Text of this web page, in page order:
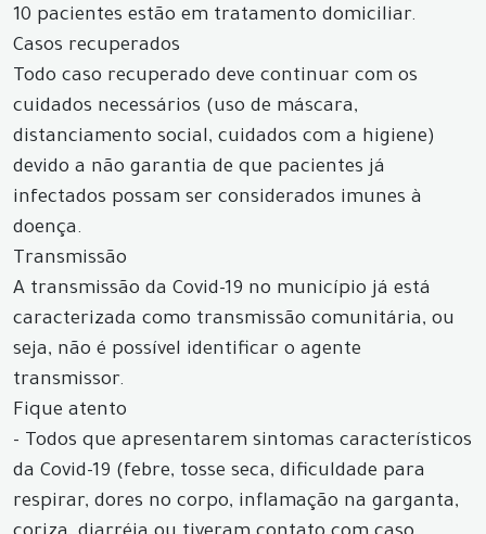
10 pacientes estão em tratamento domiciliar.
Casos recuperados
Todo caso recuperado deve continuar com os
cuidados necessários (uso de máscara,
distanciamento social, cuidados com a higiene)
devido a não garantia de que pacientes já
infectados possam ser considerados imunes à
doença.
Transmissão
A transmissão da Covid-19 no município já está
caracterizada como transmissão comunitária, ou
seja, não é possível identificar o agente
transmissor.
Fique atento
- Todos que apresentarem sintomas característicos
da Covid-19 (febre, tosse seca, dificuldade para
respirar, dores no corpo, inflamação na garganta,